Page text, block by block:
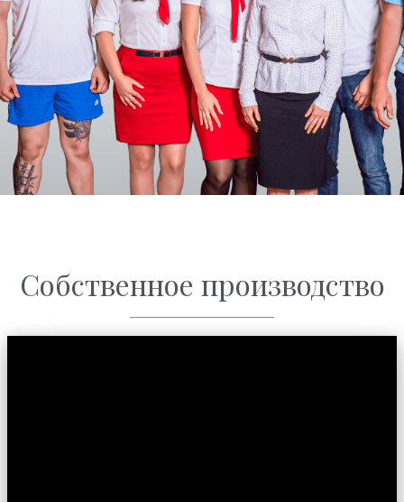
Собственное производство